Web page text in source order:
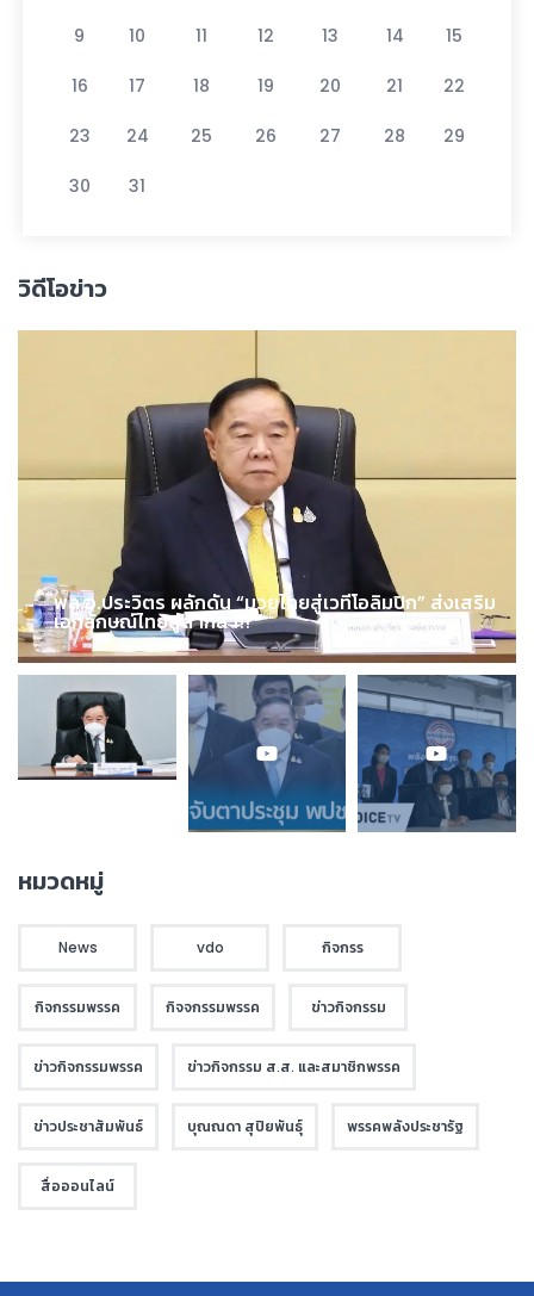
9 10 11 12 13 14 15
16 17 18 19 20 21 22
23 24 25 26 27 28 29
30 31
วิดีโอข่าว
พล.อ.ประวิตร ผลักดัน “มวยไทยสู่เวทีโอลิมปิก” ส่งเสริม
เอกลักษณ์ไทยสู่สากล !!!
หมวดหมู่
News vdo กิจกรร
กิจกรรมพรรค กิจจกรรมพรรค ข่าวกิจกรรม
ข่าวกิจกรรมพรรค ข่าวกิจกรรม ส.ส. และสมาชิกพรรค
ข่าวประชาสัมพันธ์ บุณณดา สุปิยพันธุ์ พรรคพลังประชารัฐ
สื่อออนไลน์